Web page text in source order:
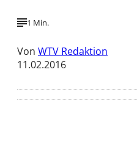
1 Min.
Von WTV Redaktion
11.02.2016